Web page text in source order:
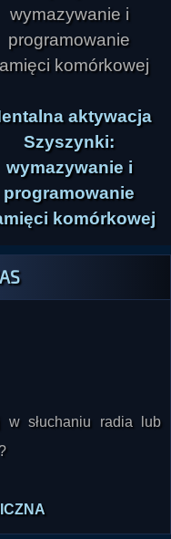
aktywacja
Szyszynki:
wymazywanie i
programowanie
komórkowej
w słuchaniu radia lub